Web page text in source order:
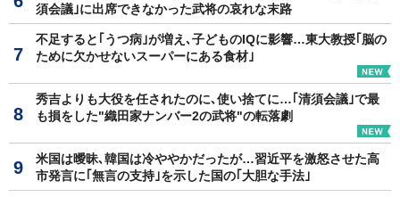
須会議｣に出席できなかった武将の哀れな末路
不足すると｢うつ病｣が増え､子どものIQに影響…東大教授｢脳の
ために欠かせないスーパーにある食材｣
秀吉よりも大役を任されたのに､使い捨てに…｢清須会議｣で最
も損をした"織田家ナンバー2の武将"の転落劇
米国は曖昧､韓国は冷ややかだったが…習近平を激怒させた高
市発言に｢無言の支持｣を示した国の｢大胆な手法｣